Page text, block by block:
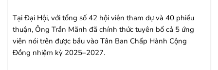
Tại Đại Hội, với tổng số 42 hội viên tham dự và 40 phiếu
thuận, Ông Trần Mãnh đã chính thức tuyên bố cả 5 ứng
viên nói trên được bầu vào Tân Ban Chấp Hành Cộng
Đồng nhiệm kỳ 2025–2027.